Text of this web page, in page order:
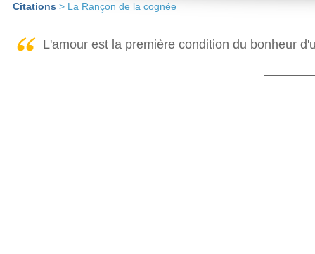
Citations > La Rançon de la cognée
L'amour est la première condition du bonheur